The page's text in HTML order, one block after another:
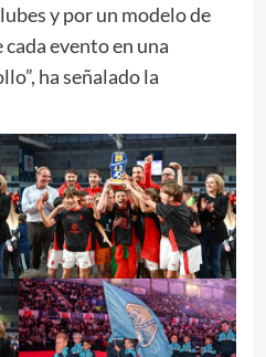
y por un modelo de
evento en una
ha señalado la